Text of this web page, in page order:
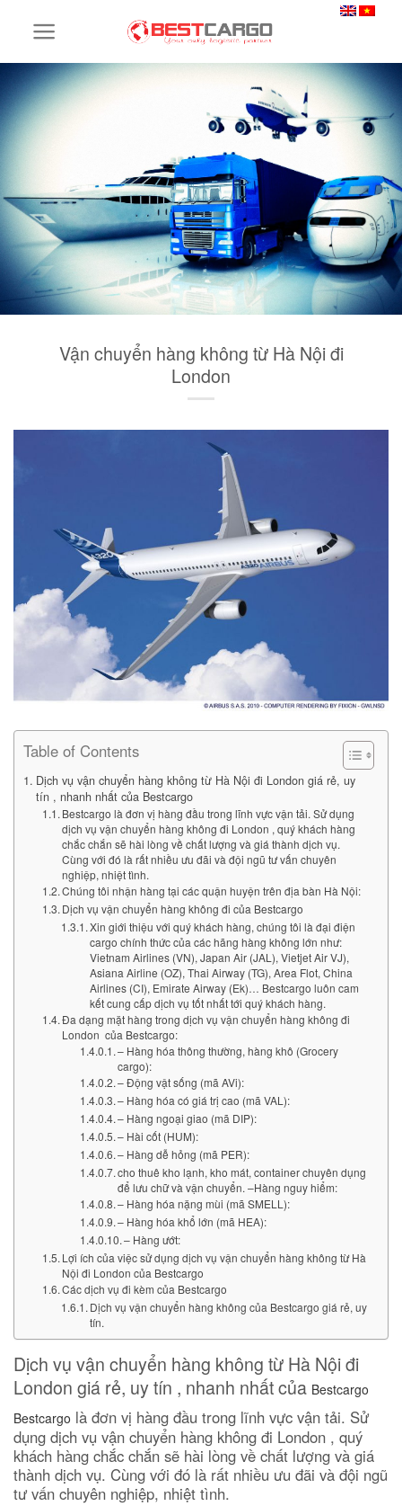
Vận chuyển hàng không từ Hà Nội đi
London
Table of Contents
Dịch vụ vận chuyển hàng không từ Hà Nội đi London giá rẻ, uy
tín , nhanh nhất của Bestcargo
Bestcargo là đơn vị hàng đầu trong lĩnh vực vận tải. Sử dụng
dịch vụ vận chuyển hàng không đi London , quý khách hàng
chắc chắn sẽ hài lòng về chất lượng và giá thành dịch vụ.
Cùng với đó là rất nhiều ưu đãi và đội ngũ tư vấn chuyên
nghiệp, nhiệt tình.
Chúng tôi nhận hàng tại các quận huyện trên địa bàn Hà Nội:
Dịch vụ vận chuyển hàng không đi của Bestcargo
Xin giới thiệu với quý khách hàng, chúng tôi là đại điện
cargo chính thức của các hãng hàng không lớn như:
Vietnam Airlines (VN), Japan Air (JAL), Vietjet Air VJ),
Asiana Airline (OZ), Thai Airway (TG), Area Flot, China
Airlines (CI), Emirate Airway (Ek)… Bestcargo luôn cam
kết cung cấp dịch vụ tốt nhất tới quý khách hàng.
Đa dạng mặt hàng trong dịch vụ vận chuyển hàng không đi
London của Bestcargo:
– Hàng hóa thông thường, hàng khô (Grocery
cargo):
– Động vật sống (mã AVi):
– Hàng hóa có giá trị cao (mã VAL):
– Hàng ngoại giao (mã DIP):
– Hài cốt (HUM):
– Hàng dễ hỏng (mã PER):
cho thuê kho lạnh, kho mát, container chuyên dụng
để lưu chữ và vận chuyển. –Hàng nguy hiểm:
– Hàng hóa nặng mùi (mã SMELL):
– Hàng hóa khổ lớn (mã HEA):
– Hàng ướt:
Lợi ích của việc sử dụng dịch vụ vận chuyển hàng không từ Hà
Nội đi London của Bestcargo
Các dịch vụ đi kèm của Bestcargo
Dịch vụ vận chuyển hàng không của Bestcargo giá rẻ, uy
tín.
Dịch vụ vận chuyển hàng không từ Hà Nội đi
London giá rẻ, uy tín , nhanh nhất của Bestcargo
Bestcargo là đơn vị hàng đầu trong lĩnh vực vận tải. Sử
dụng dịch vụ vận chuyển hàng không đi London , quý
khách hàng chắc chắn sẽ hài lòng về chất lượng và giá
thành dịch vụ. Cùng với đó là rất nhiều ưu đãi và đội ngũ
tư vấn chuyên nghiệp, nhiệt tình.